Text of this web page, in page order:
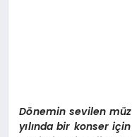
Dönemin sevilen
yılında bir konser